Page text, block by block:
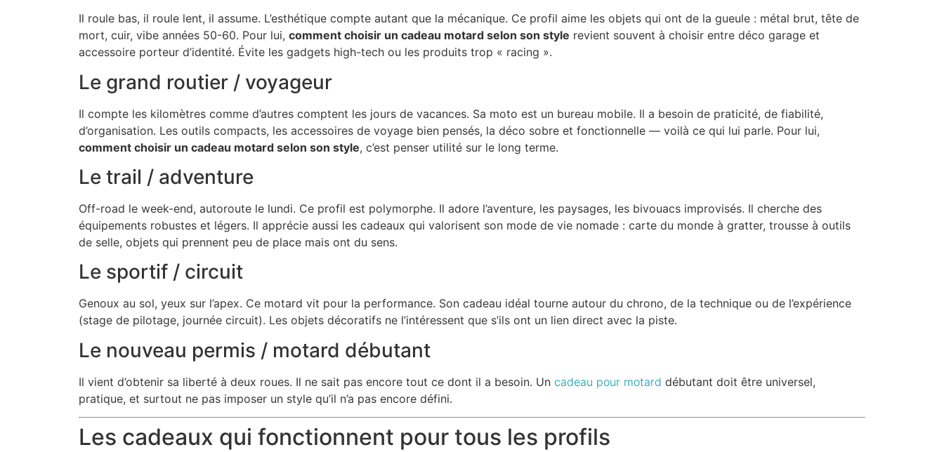
Il roule bas, il roule lent, il assume. L’esthétique compte autant que la mécanique. Ce profil aime les objets qui ont de la gueule : métal brut, tête de
mort, cuir, vibe années 50-60. Pour lui, comment choisir un cadeau motard selon son style revient souvent à choisir entre déco garage et
accessoire porteur d’identité. Évite les gadgets high-tech ou les produits trop « racing ».
Le grand routier / voyageur
Il compte les kilomètres comme d’autres comptent les jours de vacances. Sa moto est un bureau mobile. Il a besoin de praticité, de fiabilité,
d’organisation. Les outils compacts, les accessoires de voyage bien pensés, la déco sobre et fonctionnelle — voilà ce qui lui parle. Pour lui,
comment choisir un cadeau motard selon son style, c’est penser utilité sur le long terme.
Le trail / adventure
Off-road le week-end, autoroute le lundi. Ce profil est polymorphe. Il adore l’aventure, les paysages, les bivouacs improvisés. Il cherche des
équipements robustes et légers. Il apprécie aussi les cadeaux qui valorisent son mode de vie nomade : carte du monde à gratter, trousse à outils
de selle, objets qui prennent peu de place mais ont du sens.
Le sportif / circuit
Genoux au sol, yeux sur l’apex. Ce motard vit pour la performance. Son cadeau idéal tourne autour du chrono, de la technique ou de l’expérience
(stage de pilotage, journée circuit). Les objets décoratifs ne l’intéressent que s’ils ont un lien direct avec la piste.
Le nouveau permis / motard débutant
Il vient d’obtenir sa liberté à deux roues. Il ne sait pas encore tout ce dont il a besoin. Un cadeau pour motard débutant doit être universel,
pratique, et surtout ne pas imposer un style qu’il n’a pas encore défini.
Les cadeaux qui fonctionnent pour tous les profils